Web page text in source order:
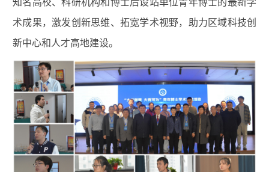
术成果，激发创新思维、拓宽学术视野，助力区域科技创
新中心和人才高地建设。